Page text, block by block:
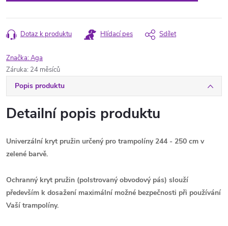
Dotaz k produktu Hlídací pes Sdílet
Značka:Aga
Záruka: 24 měsíců
Popis produktu
Detailní popis produktu
Univerzální kryt pružin určený pro trampolíny 244 - 250 cm v
zelené barvě.
Ochranný kryt pružin (polstrovaný obvodový pás) slouží
především k dosažení maximální možné bezpečnosti při používání
Vaší trampolíny.